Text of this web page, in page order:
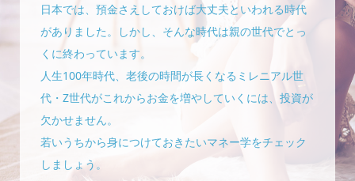
日本では、預金さえしておけば大丈夫といわれる時代
がありました。しかし、そんな時代は親の世代でとっ
くに終わっています。
人生100年時代、老後の時間が長くなるミレニアル世
代・Z世代がこれからお金を増やしていくには、投資が
欠かせません。
若いうちから身につけておきたいマネー学をチェック
しましょう。